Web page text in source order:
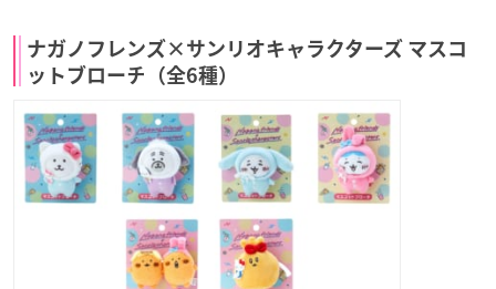
ナガノフレンズ×サンリオキャラクターズ マスコ
ットブローチ（全6種）